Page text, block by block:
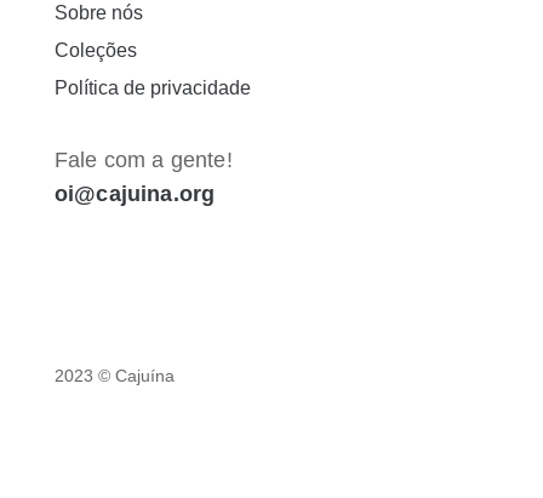
Sobre nós
Coleções
Política de privacidade
Fale com a gente!
oi@cajuina.org
2023 © Cajuína